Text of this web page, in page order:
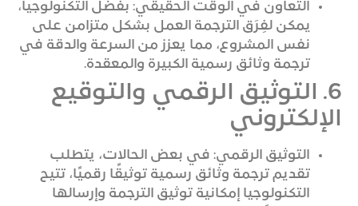
التعاون في الوقت الحقيقي: بفضل التكنولوجيا،
يمكن لفِرَق الترجمة العمل بشكل متزامن على
نفس المشروع، مما يعزز من السرعة والدقة في
ترجمة وثائق رسمية الكبيرة والمعقدة.
6. التوثيق الرقمي والتوقيع
الإلكتروني
التوثيق الرقمي: في بعض الحالات، يتطلب
تقديم ترجمة وثائق رسمية توثيقًا رقميًا، تتيح
التكنولوجيا إمكانية توثيق الترجمة وإرسالها